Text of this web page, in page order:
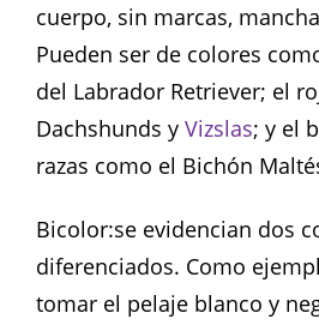
cuerpo, sin marcas,
Pueden ser de colores
del Labrador Retriever; el
Dachshunds y Vizslas; y el
razas como el Bichón
Bicolor:se evidencian dos
diferenciados. Como
tomar el pelaje blanco y